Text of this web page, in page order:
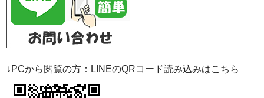
↓PCから閲覧の方：LINEのQRコード読み込みはこちら